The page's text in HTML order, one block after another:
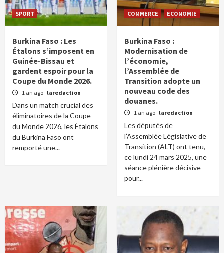
SPORT
Burkina Faso : Les
Étalons s’imposent en
Guinée-Bissau et
gardent espoir pour la
Coupe du Monde 2026.
1 an ago laredaction
Dans un match crucial des
éliminatoires de la Coupe
du Monde 2026, les Étalons
du Burkina Faso ont
remporté une...
COMMERCE ECONOMIE
Burkina Faso :
Modernisation de
l’économie,
l’Assemblée de
Transition adopte un
nouveau code des
douanes.
1 an ago laredaction
Les députés de
l’Assemblée Législative de
Transition (ALT) ont tenu,
ce lundi 24 mars 2025, une
séance plénière décisive
pour...